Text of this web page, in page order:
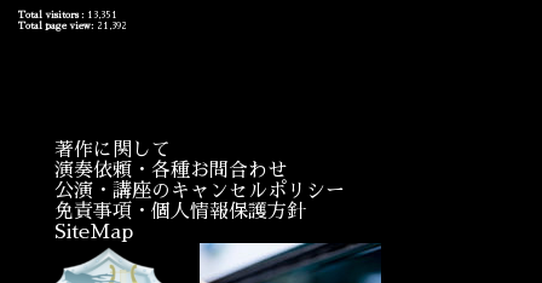
Total visitors : 13,351
Total page view: 21,392
著作に関して
演奏依頼・各種お問合わせ
公演・講座のキャンセルポリシー
免責事項・個人情報保護方針
SiteMap